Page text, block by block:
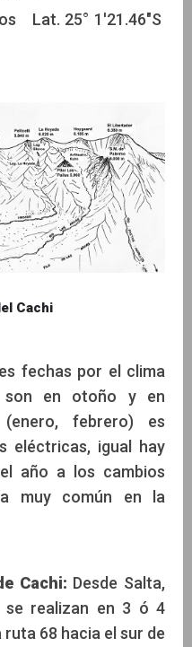
Lat. 25° 1'21.46"S
Cachi
fechas por el clima
son en otoño y en
febrero) es
eléctricas, igual hay
año a los cambios
muy común en la
Cachi: Desde Salta,
se realizan en 3 ó 4
68 hacia el sur de